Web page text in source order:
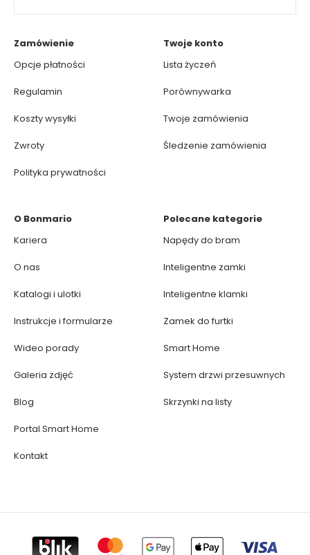
Zamówienie
Opcje płatności
Regulamin
Koszty wysyłki
Zwroty
Polityka prywatności
Twoje konto
Lista życzeń
Porównywarka
Twoje zamówienia
Śledzenie zamówienia
O Bonmario
Kariera
O nas
Katalogi i ulotki
Instrukcje i formularze
Wideo porady
Galeria zdjęć
Blog
Portal Smart Home
Kontakt
Polecane kategorie
Napędy do bram
Inteligentne zamki
Inteligentne klamki
Zamek do furtki
Smart Home
System drzwi przesuwnych
Skrzynki na listy